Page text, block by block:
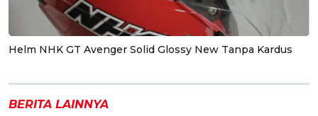
Helm NHK GT Avenger Solid Glossy New Tanpa Kardus
BERITA LAINNYA